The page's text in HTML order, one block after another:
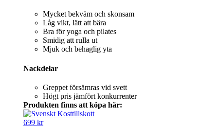
Mycket bekväm och skonsam
Låg vikt, lätt att bära
Bra för yoga och pilates
Smidig att rulla ut
Mjuk och behaglig yta
Nackdelar
Greppet försämras vid svett
Högt pris jämfört konkurrenter
Produkten finns att köpa här:
699 kr